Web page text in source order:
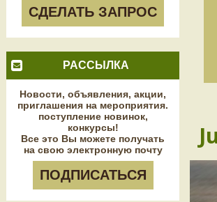
СДЕЛАТЬ ЗАПРОС
РАССЫЛКА
Новости, объявления, акции,
приглашения на мероприятия.
поступление новинок,
конкурсы!
Все это Вы можете получать
на свою электронную почту
ПОДПИСАТЬСЯ